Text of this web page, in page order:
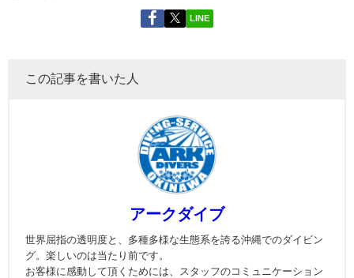
LINE
この記事を書いた人
アークダイブ
世界屈指の透明度と、多種多様な生態系を誇る沖縄でのダイビン
グ。楽しいのは当たり前です。
お客様に感動して頂くためには、スタッフのコミュニケーション